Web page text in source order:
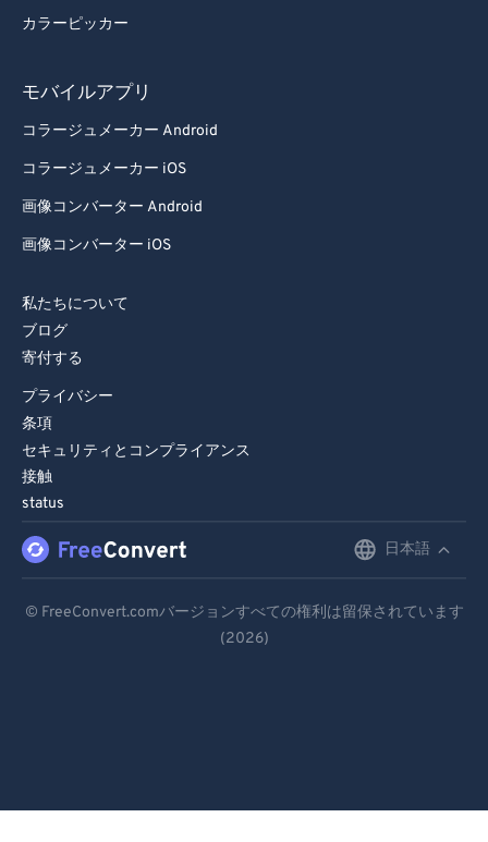
カラーピッカー
モバイルアプリ
コラージュメーカー Android
コラージュメーカー iOS
画像コンバーター Android
画像コンバーター iOS
私たちについて
ブログ
寄付する
プライバシー
条項
セキュリティとコンプライアンス
接触
status
日本語
Español
© FreeConvert.comバージョンすべての権利は留保されています
(2026)